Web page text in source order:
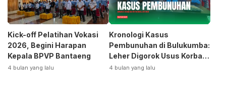
Kick-off Pelatihan Vokasi
2026, Begini Harapan
Kepala BPVP Bantaeng
4 bulan yang lalu
Kronologi Kasus
Pembunuhan di Bulukumba:
Leher Digorok Usus Korban
Dikeluarkan
4 bulan yang lalu